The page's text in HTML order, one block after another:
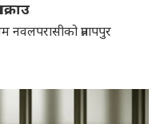
प्रतापपुर